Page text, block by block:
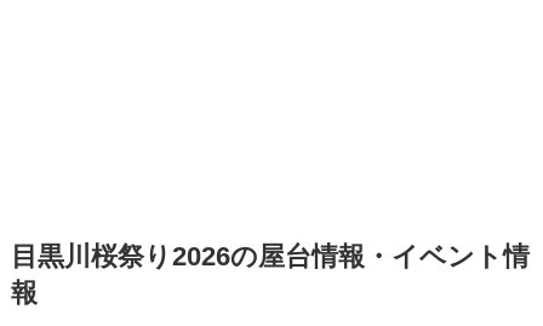
目黒川桜祭り2026の屋台情報・イベント情
報